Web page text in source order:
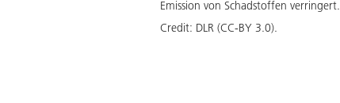
Emission von Schadstoffen verringert.
Credit: DLR (CC-BY 3.0).